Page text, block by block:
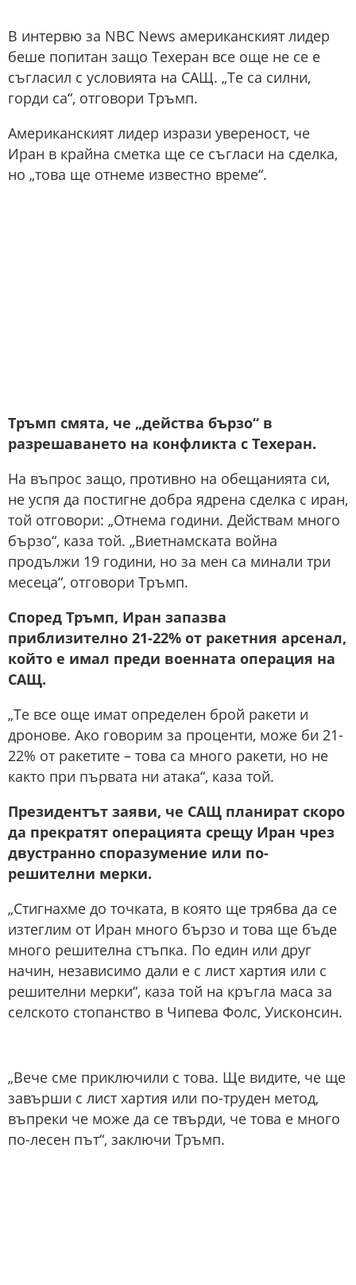
В интервю за NBC News американският лидер
беше попитан защо Техеран все още не се е
съгласил с условията на САЩ. „Те са силни,
горди са“, отговори Тръмп.
Американският лидер изрази увереност, че
Иран в крайна сметка ще се съгласи на сделка,
но „това ще отнеме известно време“.
Тръмп смята, че „действа бързо“ в
разрешаването на конфликта с Техеран.
На въпрос защо, противно на обещанията си,
не успя да постигне добра ядрена сделка с иран,
той отговори: „Отнема години. Действам много
бързо“, каза той. „Виетнамската война
продължи 19 години, но за мен са минали три
месеца“, отговори Тръмп.
Според Тръмп, Иран запазва
приблизително 21-22% от ракетния арсенал,
който е имал преди военната операция на
САЩ.
„Те все още имат определен брой ракети и
дронове. Ако говорим за проценти, може би 21-
22% от ракетите – това са много ракети, но не
както при първата ни атака“, каза той.
Президентът заяви, че САЩ планират скоро
да прекратят операцията срещу Иран чрез
двустранно споразумение или по-
решителни мерки.
„Стигнахме до точката, в която ще трябва да се
изтеглим от Иран много бързо и това ще бъде
много решителна стъпка. По един или друг
начин, независимо дали е с лист хартия или с
решителни мерки“, каза той на кръгла маса за
селското стопанство в Чипева Фолс, Уисконсин.
„Вече сме приключили с това. Ще видите, че ще
завърши с лист хартия или по-труден метод,
въпреки че може да се твърди, че това е много
по-лесен път“, заключи Тръмп.